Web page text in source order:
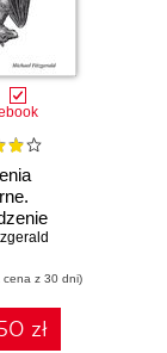
cena z 30 dni)
zł